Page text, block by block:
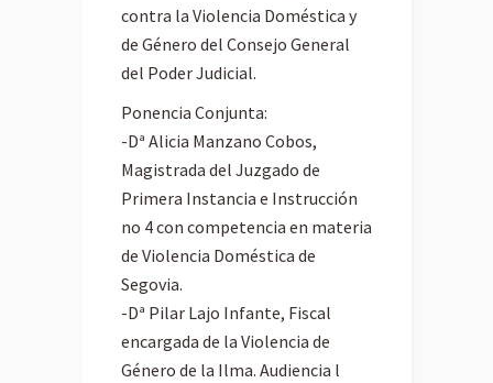
contra la Violencia Doméstica y
de Género del Consejo General
del Poder Judicial.
Ponencia Conjunta:
-Dª Alicia Manzano Cobos,
Magistrada del Juzgado de
Primera Instancia e Instrucción
no 4 con competencia en materia
de Violencia Doméstica de
Segovia.
-Dª Pilar Lajo Infante, Fiscal
encargada de la Violencia de
Género de la Ilma. Audiencia l